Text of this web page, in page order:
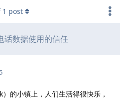
话数据使用的信任
1 post
的小镇上，人们生活得很快乐，